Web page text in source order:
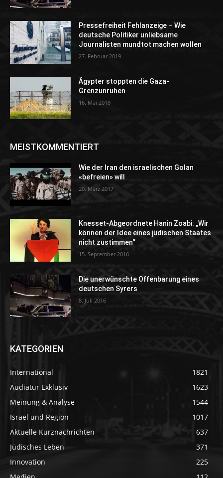
Pressefreiheit Fehlanzeige – Wie
deutsche Politiker unliebsame
Journalisten mundtot machen wollen
27. Februar 2019
Ägypter stoppten die Gaza-
Grenzunruhen
16. Mai 2018
MEISTKOMMENTIERT
Wie der Iran den israelischen Golan
«befreien» will
20. März 2017
Knesset-Abgeordnete Hanin Zoabi: „Wir
können der Idee eines jüdischen Staates
nicht zustimmen“
15. September 2016
Die unerwünschte Offenbarung eines
deutschen Syrers
8. Juli 2016
KATEGORIEN
International
1821
Audiatur Exklusiv
1623
Meinung & Analyse
1544
Israel und Region
1017
Aktuelle Kurznachrichten
637
Jüdisches Leben
371
Innovation
225